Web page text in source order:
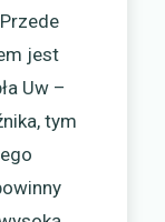
jest
Uw –
tym